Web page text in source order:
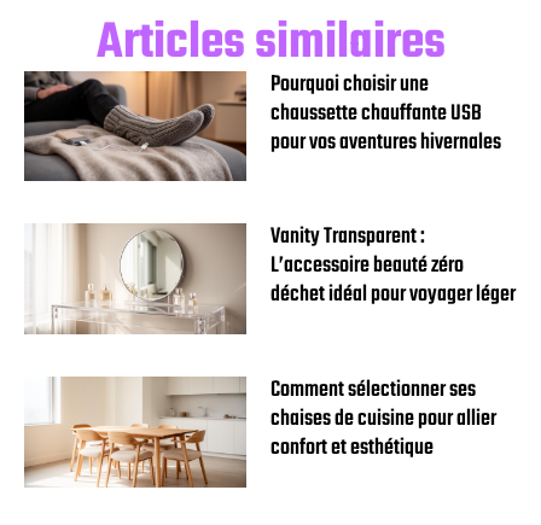
Articles similaires
Pourquoi choisir une
chaussette chauffante USB
pour vos aventures hivernales
Vanity Transparent :
L’accessoire beauté zéro
déchet idéal pour voyager léger
Comment sélectionner ses
chaises de cuisine pour allier
confort et esthétique